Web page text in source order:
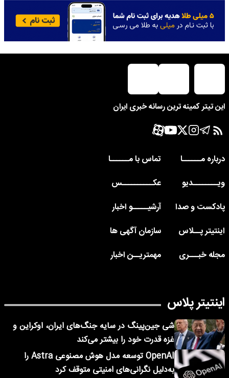
این تیتر کمینه ترین رسانه خبری ایران
درباره مــــــا
تماس با مــــــا
ویــــــــدیو
عکــــــــــس
پادکست و صدا
آرشیـــــو اخبار
اینتیتر پــلاس
سازمان آگهی ها
مجله خبـــری
مهمتریــن اخبار
اینتیتر پلاس
شی جین‌پینگ در سایه جنگ‌های ایران، اوکراین و
غزه قدرت خود را بیشتر می‌کند
OpenAI توسعه مدل هوش مصنوعی Astra را
به‌دلیل نگرانی‌های امنیتی متوقف کرد